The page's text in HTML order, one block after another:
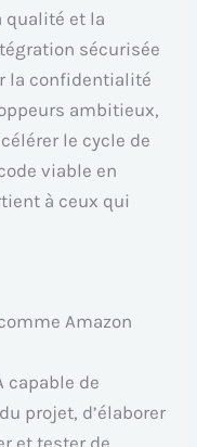
qualité et la
sécurisée
la confidentialité
ambitieux,
le cycle de
viable en
à ceux qui
Amazon
capable de
projet, d’élaborer
et tester de